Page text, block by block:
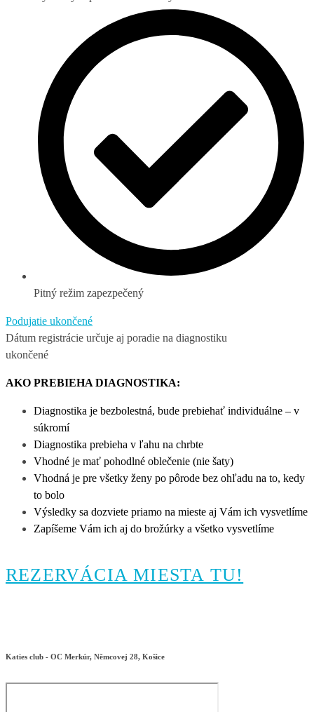
Pitný režim zapezpečený
Podujatie ukončené
Dátum registrácie určuje aj poradie na diagnostiku
ukončené
AKO PREBIEHA DIAGNOSTIKA:
Diagnostika je bezbolestná, bude prebiehať individuálne – v
súkromí
Diagnostika prebieha v ľahu na chrbte
Vhodné je mať pohodlné oblečenie (nie šaty)
Vhodná je pre všetky ženy po pôrode bez ohľadu na to, kedy
to bolo
Výsledky sa dozviete priamo na mieste aj Vám ich vysvetlíme
Zapíšeme Vám ich aj do brožúrky a všetko vysvetlíme
REZERVÁCIA MIESTA TU!
Katies club - OC Merkúr, Němcovej 28, Košice